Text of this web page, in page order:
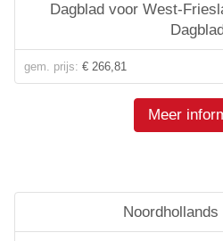
Dagblad voor West-
gem. prijs: € 266,81
Meer
Noordhollands